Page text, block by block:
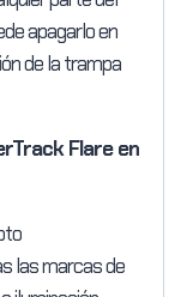
apagarlo en
de la trampa
Flare en
las marcas de